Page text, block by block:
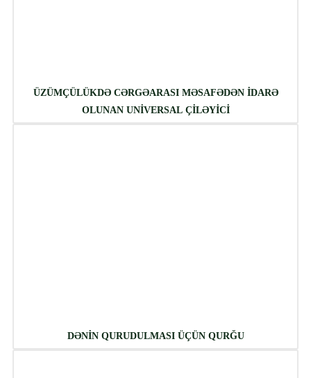
ÜZÜMÇÜLÜKDƏ CƏRGƏARASI MƏSAFƏDƏN İDARƏ
OLUNAN UNİVERSAL ÇİLƏYİCİ
DƏNİN QURUDULMASI ÜÇÜN QURĞU